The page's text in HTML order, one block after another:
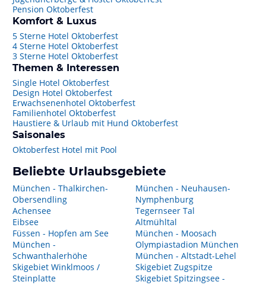
Pension Oktoberfest
Komfort & Luxus
5 Sterne Hotel Oktoberfest
4 Sterne Hotel Oktoberfest
3 Sterne Hotel Oktoberfest
Themen & Interessen
Single Hotel Oktoberfest
Design Hotel Oktoberfest
Erwachsenenhotel Oktoberfest
Familienhotel Oktoberfest
Haustiere & Urlaub mit Hund Oktoberfest
Saisonales
Oktoberfest Hotel mit Pool
Beliebte Urlaubsgebiete
München - Thalkirchen-
Obersendling
Achensee
Eibsee
Füssen - Hopfen am See
München -
Schwanthalerhöhe
Skigebiet Winklmoos /
Steinplatte
München - Neuhausen-
Nymphenburg
Tegernseer Tal
Altmühltal
München - Moosach
Olympiastadion München
München - Altstadt-Lehel
Skigebiet Zugspitze
Skigebiet Spitzingsee -